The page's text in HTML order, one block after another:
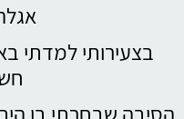
בצעירותי למדתי